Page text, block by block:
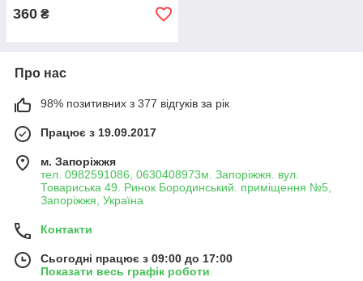
360 ₴
Про нас
98% позитивних з 377 відгуків за рік
Працює з 19.09.2017
м. Запоріжжя
тел. 0982591086, 0630408973м. Запоріжжя. вул.
Товариська 49. Ринок Бородинський. приміщення №5,
Запоріжжя, Україна
Контакти
Сьогодні працює з 09:00 до 17:00
Показати весь графік роботи